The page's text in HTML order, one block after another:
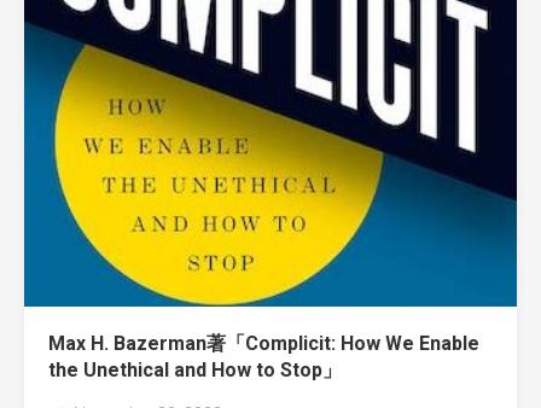
Max H. Bazerman著「Complicit: How We Enable
the Unethical and How to Stop」